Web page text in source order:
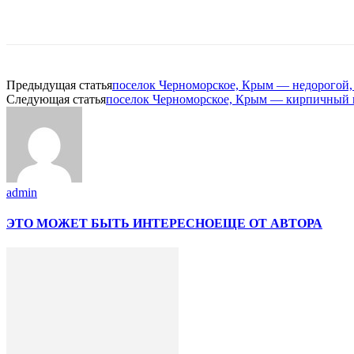
Предыдущая статьяпоселок Черноморское, Крым —
Следующая статьяпоселок Черноморское, Крым — кирпичный
admin
ЭТО МОЖЕТ БЫТЬ ИНТЕРЕСНОЕЩЕ ОТ АВТОРА